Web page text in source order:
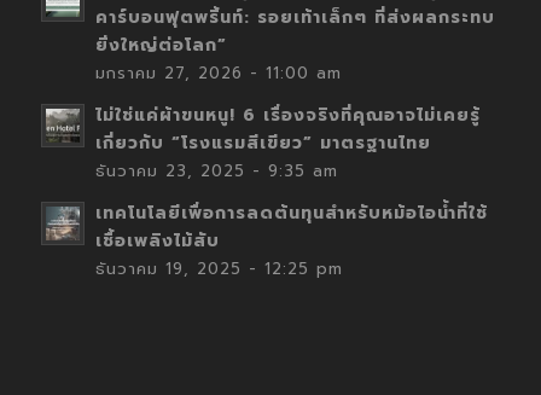
คาร์บอนฟุตพริ้นท์: รอยเท้าเล็กๆ ที่ส่งผลกระทบ
ยิ่งใหญ่ต่อโลก”
มกราคม 27, 2026 - 11:00 am
ไม่ใช่แค่ผ้าขนหนู! 6 เรื่องจริงที่คุณอาจไม่เคยรู้
เกี่ยวกับ “โรงแรมสีเขียว” มาตรฐานไทย
ธันวาคม 23, 2025 - 9:35 am
เทคโนโลยีเพื่อการลดต้นทุนสำหรับหม้อไอน้ำที่ใช้
เชื้อเพลิงไม้สับ
ธันวาคม 19, 2025 - 12:25 pm